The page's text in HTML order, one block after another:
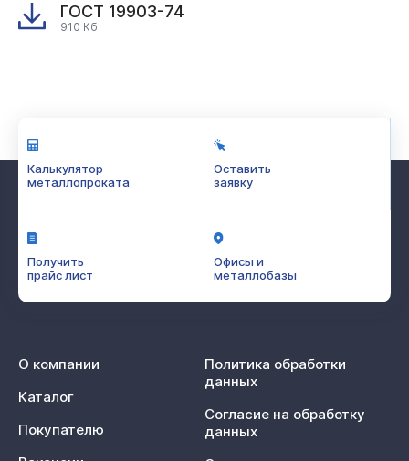
ГОСТ 19903-74
910 Кб
Калькулятор
металлопроката
Оставить
заявку
Получить
прайс лист
Офисы и
металлобазы
О компании
Каталог
Покупателю
Политика обработки
данных
Согласие на обработку
данных